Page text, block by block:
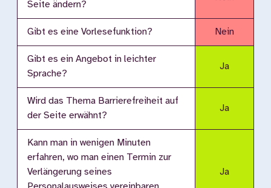
Seite ändern?
Gibt es eine Vorlesefunktion? Nein
Gibt es ein Angebot in leichter
Sprache?
Ja
Wird das Thema Barrierefreiheit auf
der Seite erwähnt?
Ja
Kann man in wenigen Minuten
erfahren, wo man einen Termin zur
Verlängerung seines
Ja